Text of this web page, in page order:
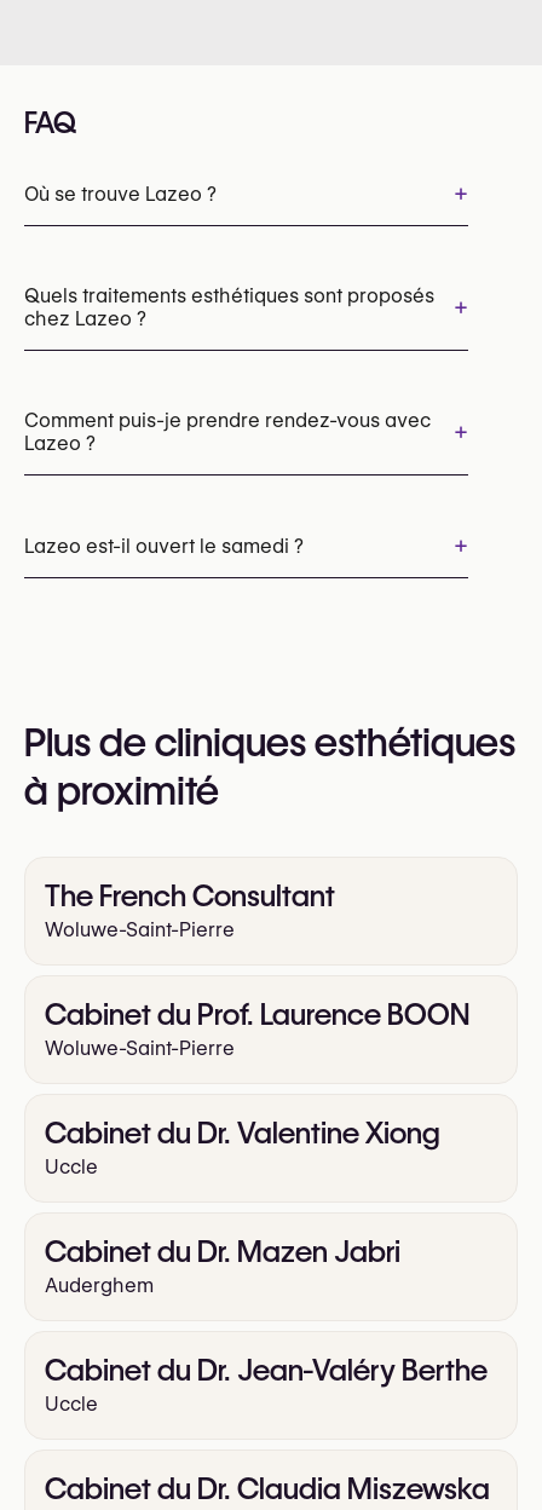
FAQ
Où se trouve Lazeo ? +
Quels traitements esthétiques sont proposés
chez Lazeo ?
+
Skinboosters
Mésothérapie
HydraFacial
Épilation laser
Sculptage corporel EMS (HIFEM)
Comment puis-je prendre rendez-vous avec
Lazeo ?
+
téléphone au
Lazeo est-il ouvert le samedi ? +
Plus de cliniques esthétiques
à proximité
The French Consultant
Woluwe-Saint-Pierre
Cabinet du Prof. Laurence BOON
Woluwe-Saint-Pierre
Cabinet du Dr. Valentine Xiong
Uccle
Cabinet du Dr. Mazen Jabri
Auderghem
Cabinet du Dr. Jean-Valéry Berthe
Uccle
Cabinet du Dr. Claudia Miszewska